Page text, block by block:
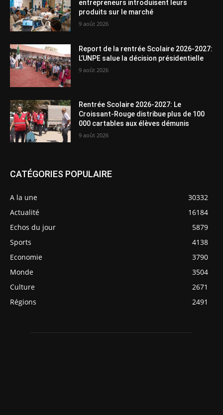
entrepreneurs introduisent leurs
produits sur le marché
9 août 2026
Report de la rentrée Scolaire 2026-2027:
L’UNPE salue la décision présidentielle
9 août 2026
Rentrée Scolaire 2026-2027: Le
Croissant-Rouge distribue plus de 100
000 cartables aux élèves démunis
9 août 2026
CATÉGORIES POPULAIRE
A la une
30332
Actualité
16184
Echos du jour
5879
Sports
4138
Economie
3790
Monde
3504
Culture
2671
Régions
2491